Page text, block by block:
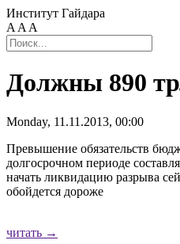
Институт Гайдара
A A A
Должны 890
Monday, 11.11.2013, 00:00
Превышение обязательств
долгосрочном периоде
начать ликвидацию разрыва
обойдется дороже
читать →